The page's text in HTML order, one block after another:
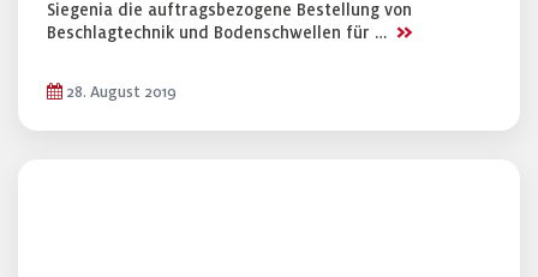
Siegenia die auftragsbezogene Bestellung von
Beschlagtechnik und Bodenschwellen für … >>
28. August 2019